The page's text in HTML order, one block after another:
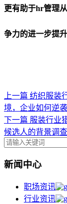
更有助于hr管理
争力的进一步提升
上一篇 纺织服装
境，企业如何逆袭
下一篇 服装行业
候选人的背景调查
新闻中心
职场资讯
行业资讯